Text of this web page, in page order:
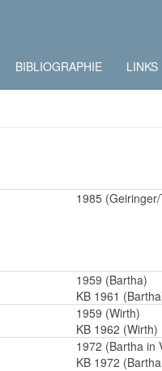
BIBLIOGRAPHIE LINKS
1985
1959 (Bartha)
KB 1961
1959 (Wirth)
KB 1962 (Wirth)
1972 (Bartha in
KB 1972